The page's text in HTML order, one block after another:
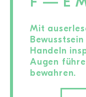
Mit
Handeln
Augen
bewahren.